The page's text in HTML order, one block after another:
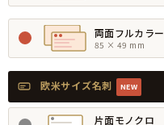
両面フルカラー
85 × 49 mm
欧米サイズ名刺 NEW
片面モノクロ